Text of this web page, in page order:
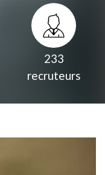
233
recruteurs